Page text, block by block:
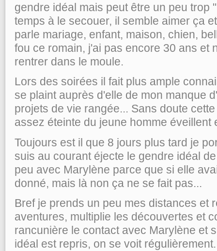
gendre idéal mais peut être un peu trop
temps à le secouer, il semble aimer ça
parle mariage, enfant, maison, chien,
fou ce romain, j'ai pas encore 30 ans et
rentrer dans le moule.
Lors des soirées il fait plus ample
se plaint auprès d'elle de mon manque
projets de vie rangée... Sans doute
assez éteinte du jeune homme éveillent
Toujours est il que 8 jours plus tard je
suis au courant éjecte le gendre idéal
peu avec Marylène parce que si elle
donné, mais là non ça ne se fait pas...
Bref je prends un peu mes distances et
aventures, multiplie les découvertes et
rancunière le contact avec Marylène et
idéal est repris, on se voit régulièrement.